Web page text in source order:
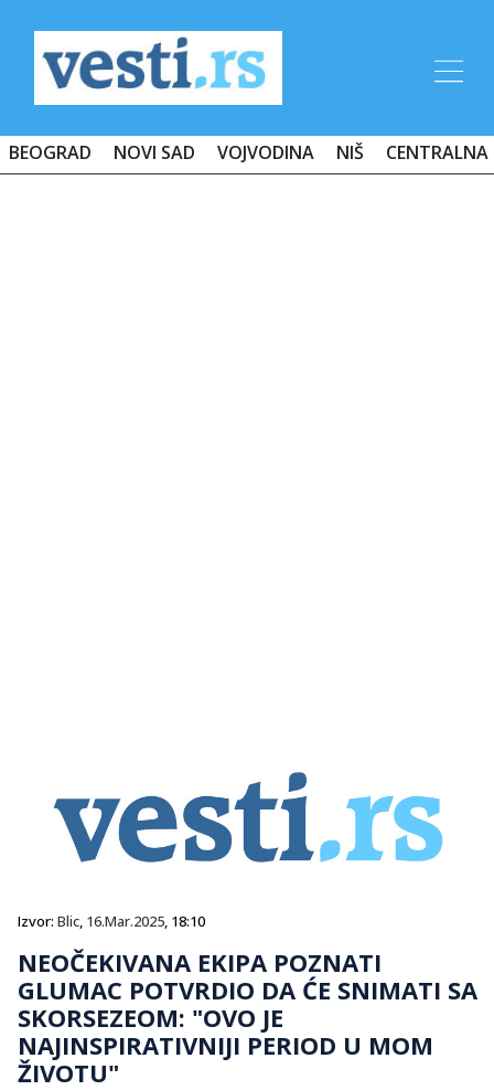
BEOGRAD NOVI SAD VOJVODINA NIŠ CENTRALNA
Izvor: Blic, 16.Mar.2025, 18:10
NEOČEKIVANA EKIPA POZNATI
GLUMAC POTVRDIO DA ĆE SNIMATI SA
SKORSEZEOM: "OVO JE
NAJINSPIRATIVNIJI PERIOD U MOM
ŽIVOTU"